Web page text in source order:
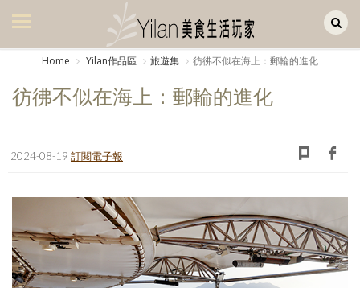
美食集
書房集
日記簿
Home Yilan作品區 旅遊集 彷彿不似在海上：郵輪的進化
彷彿不似在海上：郵輪的進化
2024-08-19 訂閱電子報